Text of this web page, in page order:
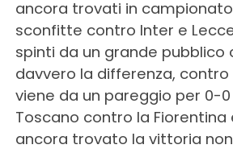
ancora trovati in
sconfitte contro Inter e
spinti da un grande pubblico
davvero la differenza, contro
viene da un pareggio per 0-
Toscano contro la Fiorentina
ancora trovato la vittoria